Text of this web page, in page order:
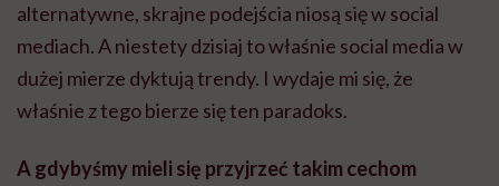
alternatywne, skrajne podejścia niosą się w social
mediach. A niestety dzisiaj to właśnie social media w
dużej mierze dyktują trendy. I wydaje mi się, że
właśnie z tego bierze się ten paradoks.
A gdybyśmy mieli się przyjrzeć takim cechom